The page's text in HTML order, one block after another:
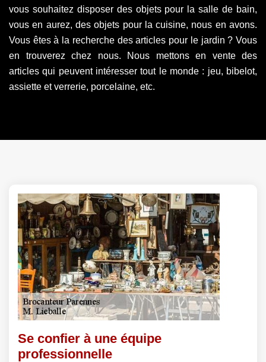
vous souhaitez disposer des objets pour la salle de bain,
vous en aurez, des objets pour la cuisine, nous en avons.
Vous êtes à la recherche des articles pour le jardin ? Vous
en trouverez chez nous. Nous mettons en vente des
articles qui peuvent intéresser tout le monde : jeu, bibelot,
assiette et verrerie, porcelaine, etc.
Se confier à une équipe
professionnelle